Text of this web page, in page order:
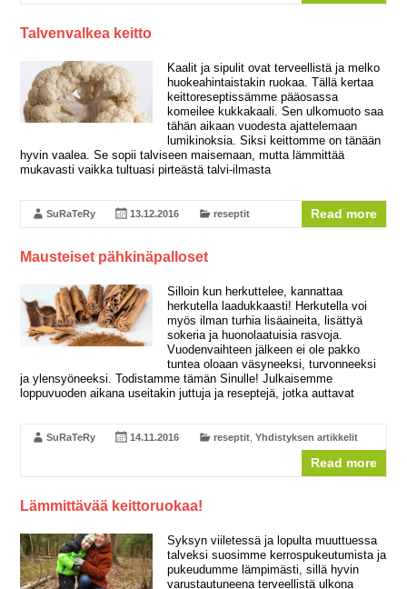
Talvenvalkea keitto
Kaalit ja sipulit ovat terveellistä ja melko
huokeahintaistakin ruokaa. Tällä kertaa
keittoreseptissämme pääosassa
komeilee kukkakaali. Sen ulkomuoto saa
tähän aikaan vuodesta ajattelemaan
lumikinoksia. Siksi keittomme on tänään
hyvin vaalea. Se sopii talviseen maisemaan, mutta lämmittää
mukavasti vaikka tultuasi pirteästä talvi-ilmasta
SuRaTeRy 13.12.2016 reseptit Read more
Mausteiset pähkinäpalloset
Silloin kun herkuttelee, kannattaa
herkutella laadukkaasti! Herkutella voi
myös ilman turhia lisäaineita, lisättyä
sokeria ja huonolaatuisia rasvoja.
Vuodenvaihteen jälkeen ei ole pakko
tuntea oloaan väsyneeksi, turvonneeksi
ja ylensyöneeksi. Todistamme tämän Sinulle! Julkaisemme
loppuvuoden aikana useitakin juttuja ja reseptejä, jotka auttavat
SuRaTeRy 14.11.2016 reseptit ,Yhdistyksen artikkelit
Read more
Lämmittävää keittoruokaa!
Syksyn viiletessä ja lopulta muuttuessa
talveksi suosimme kerrospukeutumista ja
pukeudumme lämpimästi, sillä hyvin
varustautuneena terveellistä ulkona